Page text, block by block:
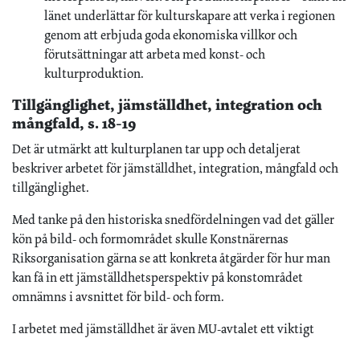
länet underlättar för kulturskapare att verka i regionen
genom att erbjuda goda ekonomiska villkor och
förutsättningar att arbeta med konst- och
kulturproduktion.
Tillgänglighet, jämställdhet, integration och
mångfald, s. 18-19
Det är utmärkt att kulturplanen tar upp och detaljerat
beskriver arbetet för jämställdhet, integration, mångfald och
tillgänglighet.
Med tanke på den historiska snedfördelningen vad det gäller
kön på bild- och formområdet skulle Konstnärernas
Riksorganisation gärna se att konkreta åtgärder för hur man
kan få in ett jämställdhetsperspektiv på konstområdet
omnämns i avsnittet för bild- och form.
I arbetet med jämställdhet är även MU-avtalet ett viktigt